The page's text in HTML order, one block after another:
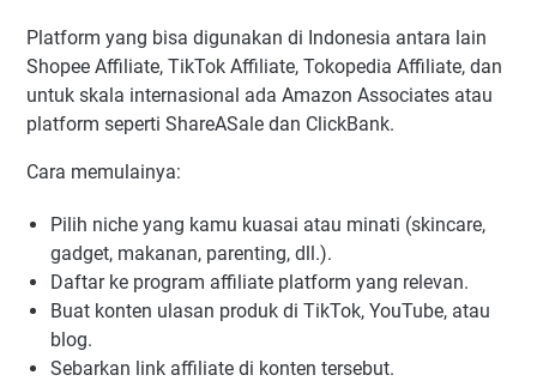
Platform yang bisa digunakan di Indonesia antara lain
Shopee Affiliate, TikTok Affiliate, Tokopedia Affiliate, dan
untuk skala internasional ada Amazon Associates atau
platform seperti ShareASale dan ClickBank.
Cara memulainya:
Pilih niche yang kamu kuasai atau minati (skincare,
gadget, makanan, parenting, dll.).
Daftar ke program affiliate platform yang relevan.
Buat konten ulasan produk di TikTok, YouTube, atau
blog.
Sebarkan link affiliate di konten tersebut.